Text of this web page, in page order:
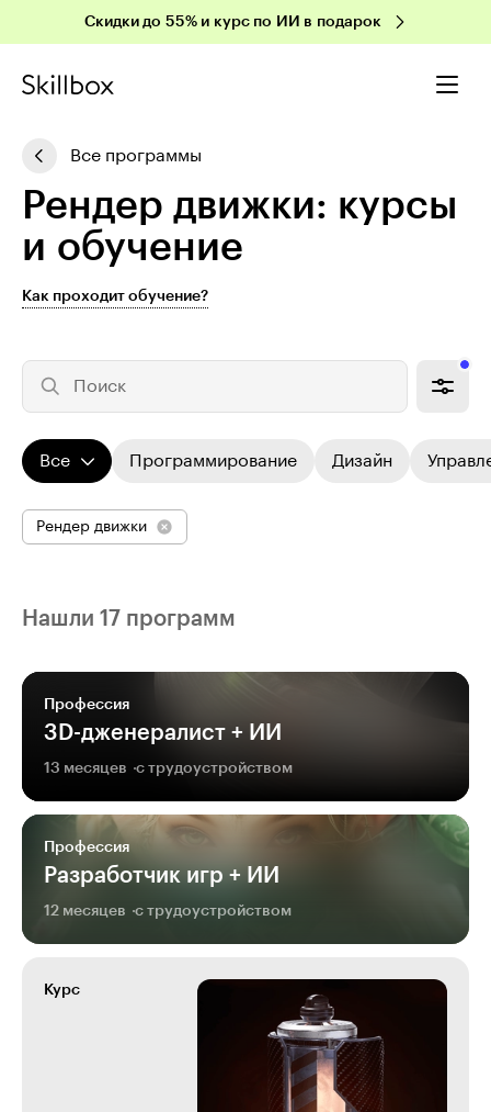
Скидки до 55% и курс по ИИ в подарок
Все программы
Рендер движки: курсы
и обучение
Как проходит обучение?
Поиск
Все Программирование Дизайн
Рендер движки
Нашли 17 программ
Профессия
3D-дженералист + ИИ
13 месяцев с трудоустройством
Профессия
Разработчик игр + ИИ
12 месяцев с трудоустройством
Курс